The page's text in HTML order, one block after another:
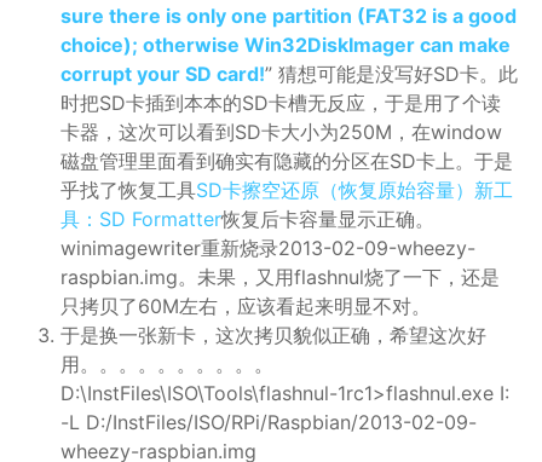
sure there is only one partition (FAT32 is a good
choice); otherwise Win32DiskImager can make
corrupt your SD card!” 猜想可能是没写好SD卡。此
时把SD卡插到本本的SD卡槽无反应，于是用了个读
卡器，这次可以看到SD卡大小为250M，在window
磁盘管理里面看到确实有隐藏的分区在SD卡上。于是
乎找了恢复工具SD卡擦空还原（恢复原始容量）新工
具：SD Formatter恢复后卡容量显示正确。
winimagewriter重新烧录2013-02-09-wheezy-
raspbian.img。未果，又用flashnul烧了一下，还是
只拷贝了60M左右，应该看起来明显不对。
于是换一张新卡，这次拷贝貌似正确，希望这次好
用。。。。。。。。。。
D:\InstFiles\ISO\Tools\flashnul-1rc1>flashnul.exe I:
-L D:/InstFiles/ISO/RPi/Raspbian/2013-02-09-
wheezy-raspbian.img